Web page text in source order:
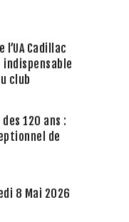
Cadillac
indispensable
club
120 ans :
de
8 Mai 2026